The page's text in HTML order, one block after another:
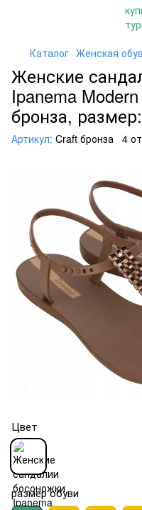
Каталог Женская
Женские
Ipanema
бронза,
Артикул: Craft бронза 4
Цвет
размер обуви